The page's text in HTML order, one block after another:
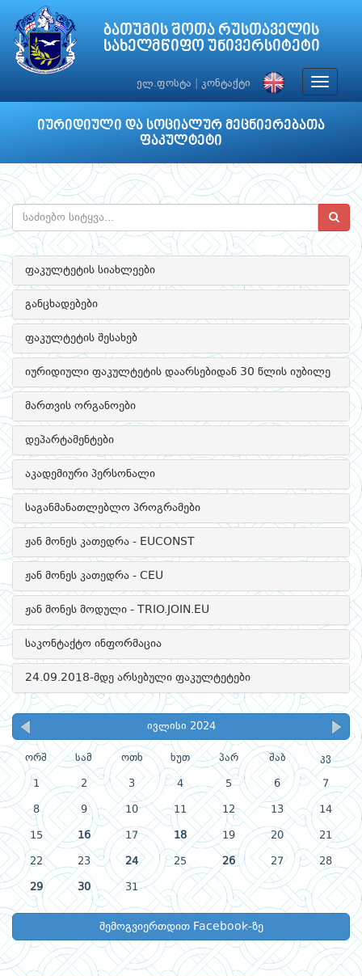
ბათუმის შოთა რუსთაველის
სახელმწიფო უნივერსიტეტი
ელ.ფოსტა კონტაქტი
Toggle
იურიდიული და სოციალურ მეცნიერებათა
ფაკულტეტი
ფაკულტეტის სიახლეები
განცხადებები
ფაკულტეტის შესახებ
იურიდიული ფაკულტეტის დაარსებიდან 30 წლის იუბილე
მართვის ორგანოები
დეპარტამენტები
აკადემიური პერსონალი
საგანმანათლებლო პროგრამები
ჟან მონეს კათედრა - EUCONST
ჟან მონეს კათედრა - CEU
ჟან მონეს მოდული - TRIO.JOIN.EU
საკონტაქტო ინფორმაცია
24.09.2018-მდე არსებული ფაკულტეტები
ივლისი 2024
ორშ სამ ოთხ ხუთ პარ შაბ კვ
1 2 3 4 5 6 7
8 9 10 11 12 13 14
15 16 17 18 19 20 21
22 23 24 25 26 27 28
29 30 31
შემოგვიერთდით Facebook-ზე